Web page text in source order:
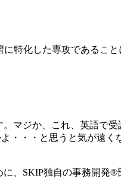
に特化した専攻であるこ
マジか、これ、英語で
・・・と思うと気が遠く
、SKIP独自の事務開発